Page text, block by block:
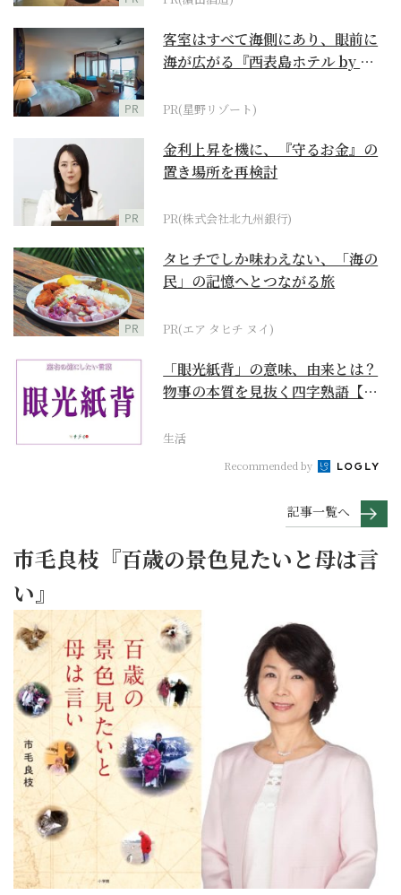
PR
客室はすべて海側にあり、眼前に
海が広がる『西表島ホテル by 星
PR(星野リゾート)
PR
金利上昇を機に、『守るお金』の
置き場所を再検討
PR(株式会社北九州銀行)
PR
タヒチでしか味わえない、「海の
民」の記憶へとつながる旅
PR(エア タヒチ ヌイ)
「眼光紙背」の意味、由来とは？
物事の本質を見抜く四字熟語【座
生活
Recommended by
記事一覧へ
市毛良枝『百歳の景色見たいと母は言
い』